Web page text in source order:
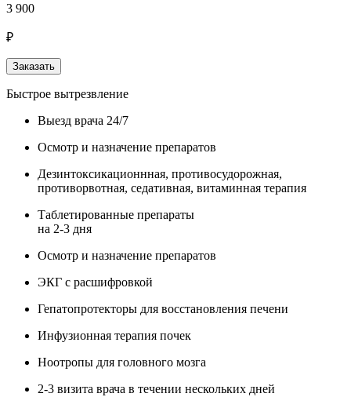
3 900
₽
Заказать
Быстрое вытрезвление
Выезд врача 24/7
Осмотр и назначение препаратов
Дезинтоксикационнная, противосудорожная,
противорвотная, седативная, витаминная терапия
Таблетированные препараты
на 2-3 дня
Осмотр и назначение препаратов
ЭКГ с расшифровкой
Гепатопротекторы для восстановления печени
Инфузионная терапия почек
Ноотропы для головного мозга
2-3 визита врача в течении нескольких дней